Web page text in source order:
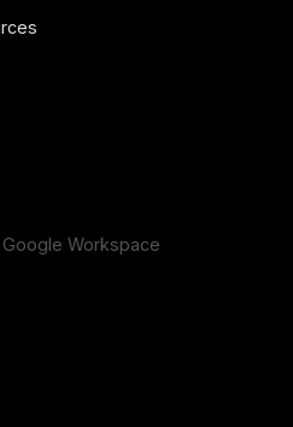
Workspace